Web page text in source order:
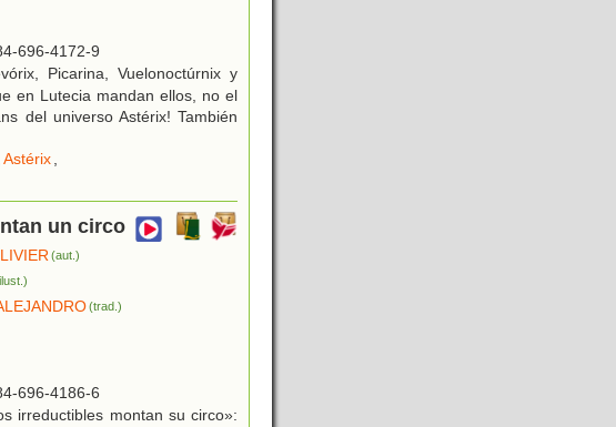
696-4172-9
Picarina, Vuelonoctúrnix y
en Lutecia mandan ellos, no el
del universo Astérix! También
Astérix,
un circo
(aut.)
(trad.)
696-4186-6
irreductibles montan su circo»: